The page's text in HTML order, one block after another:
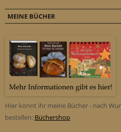
MEINE BÜCHER
Hier könnt ihr meine Bücher - nach
bestellen: Büchershop